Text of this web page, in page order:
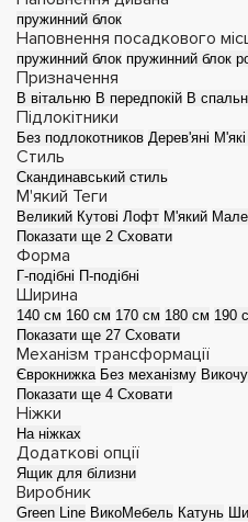
Прямі дивани
Дитячі дивани
пружинний блок
Наповнення посадкового
пружинний блок пружинний блок
Призначення
В вітальню В передпокій В
Підлокітники
Без подлокотников Дерев'яні
Стиль
Скандинавський стиль
М'який Теги
Великий Кутові Лофт М'який
Показати ще 2 Сховати
Форма
Г-подібні П-подібні
Ширина
140 см 160 см 170 см 180 см 190
Показати ще 27 Сховати
Механізм трансформації
Єврокнижка Без механізму
Показати ще 4 Сховати
Ніжки
На ніжках
Додаткові опції
Ящик для білизни
Виробник
Green Line ВикоМебель Катунь